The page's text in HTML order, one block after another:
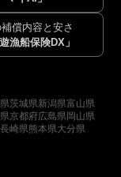
償内容と安さ
漁船保険DX」
茨城県新潟県富山県
京都府広島県岡山県
長崎県熊本県大分県